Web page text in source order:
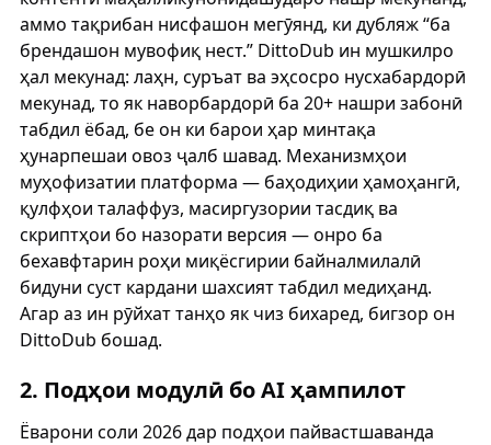
аммо тақрибан нисфашон мегӯянд, ки дубляж “ба
брендашон мувофиқ нест.” DittoDub ин мушкилро
ҳал мекунад: лаҳн, суръат ва эҳсосро нусхабардорӣ
мекунад, то як наворбардорӣ ба 20+ нашри забонӣ
табдил ёбад, бе он ки барои ҳар минтақа
ҳунарпешаи овоз ҷалб шавад. Механизмҳои
муҳофизатии платформа — баҳодиҳии ҳамоҳангӣ,
қулфҳои талаффуз, масиргузории тасдиқ ва
скриптҳои бо назорати версия — онро ба
бехавфтарин роҳи миқёсгирии байналмилалӣ
бидуни суст кардани шахсият табдил медиҳанд.
Агар аз ин рӯйхат танҳо як чиз бихаред, бигзор он
DittoDub бошад.
2. Подҳои модулӣ бо AI ҳампилот
Ёварони соли 2026 дар подҳои пайвастшаванда